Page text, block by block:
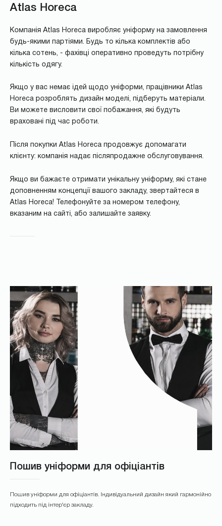
Atlas Horeca
Компанія Atlas Horeca виробляє уніформу на замовлення
будь-якими партіями. Будь то кілька комплектів або
кілька сотень, - фахівці оперативно проведуть потрібну
кількість одягу.
Якщо у вас немає ідей щодо уніформи, працівники Atlas
Horeca розроблять дизайн моделі, підберуть матеріали.
Ви можете висловити свої побажання, які будуть
враховані під час роботи.
Після покупки Atlas Horeca продовжує допомагати
клієнту: компанія надає післяпродажне обслуговування.
Якщо ви бажаєте отримати унікальну уніформу, які стане
доповненням концепції вашого закладу, звертайтеся в
Atlas Horeca! Телефонуйте за номером телефону,
вказаним на сайті, або залишайте заявку.
Пошив уніформи для офіціантів
Пошив уніформи для офіціантів. Індивідуальний дизайн який гармонійно
підходить під інтер'єр закладу.